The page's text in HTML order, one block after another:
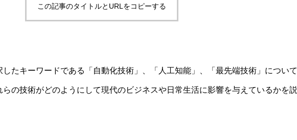
この記事のタイトルとURLをコピーする
たキーワードである「自動化技術」、「人工知能」、「最先端技術」について
の技術がどのようにして現代のビジネスや日常生活に影響を与えているかを説